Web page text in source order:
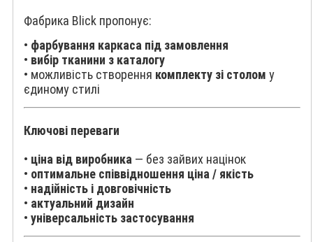
Фабрика Blick пропонує:
• фарбування каркаса під замовлення
• вибір тканини з каталогу
• можливість створення комплекту зі столом у
єдиному стилі
Ключові переваги
• ціна від виробника — без зайвих націнок
• оптимальне співвідношення ціна / якість
• надійність і довговічність
• актуальний дизайн
• універсальність застосування